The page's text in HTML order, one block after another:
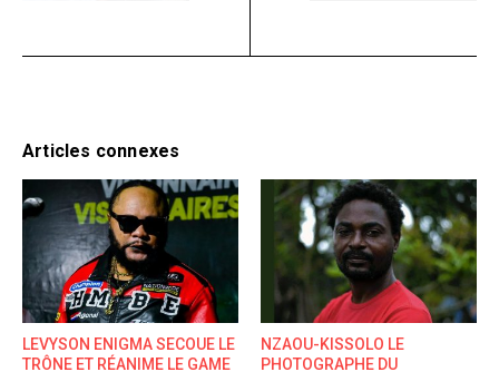
Articles connexes
LEVYSON ENIGMA SECOUE LE
TRÔNE ET RÉANIME LE GAME
NZAOU-KISSOLO LE
PHOTOGRAPHE DU